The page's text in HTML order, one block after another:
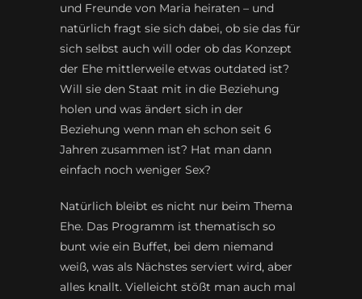
und Freunde von Maria heiraten – und
natürlich fragt sie sich dabei, ob sie das für
sich selbst auch will oder ob das Konzept
der Ehe mittlerweile etwas outdated ist?
Will sie den Staat mit in die Beziehung
holen und was ändert sich in der
Beziehung wenn man eh schon seit 6
Jahren zusammen ist? Hat man dann
einfach noch weniger Sex?
Natürlich bleibt es nicht nur beim Thema
Ehe. Das Programm ist thematisch so
bunt wie ein Buffet, bei dem niemand
weiß, was als Nächstes serviert wird, aber
alles knallt. Vielleicht stößt man auch mal